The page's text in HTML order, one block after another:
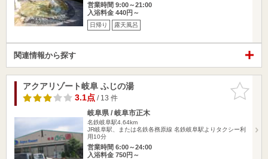
営業時間 9:00～21:00
入浴料金 440円～
日帰り 露天風呂
関連情報から探す
お気に入
りに追加
アクアリゾート岐阜 ふじの湯
3.1点/ 13 件
岐阜県 / 岐阜市正木
名鉄岐阜駅4.64km
JR岐阜駅、または名鉄各務原線 名鉄岐阜駅よりタクシー利
用10分
営業時間 6:00～24:00
入浴料金 750円～